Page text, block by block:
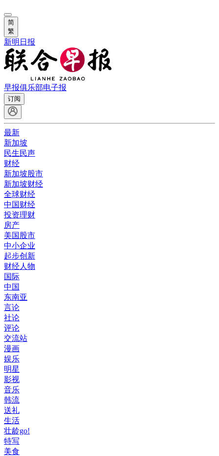
简
繁
新明日报
早报俱乐部电子报
订阅
最新
新加坡
民生民声
财经
新加坡股市
新加坡财经
全球财经
中国财经
投资理财
房产
美国股市
中小企业
起步创新
财经人物
国际
中国
东南亚
言论
社论
评论
交流站
漫画
娱乐
明星
影视
音乐
韩流
送礼
生活
壮龄go!
特写
美食